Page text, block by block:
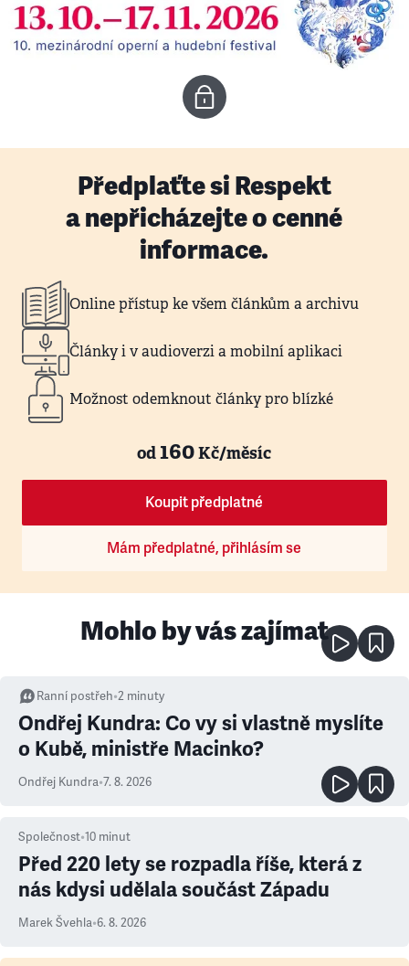
Předplaťte si Respekt
a nepřicházejte o cenné
informace.
Online přístup ke všem článkům a archivu
Články i v audioverzi a mobilní aplikaci
Možnost odemknout články pro blízké
od160Kč/měsíc
Koupit předplatné
Mám předplatné, přihlásím se
Mohlo by vás zajímat
Ranní postřeh•2 minuty
Ondřej Kundra: Co vy si vlastně myslíte
o Kubě, ministře Macinko?
Ondřej Kundra•7. 8. 2026
Společnost•10 minut
Před 220 lety se rozpadla říše, která z
nás kdysi udělala součást Západu
Marek Švehla•6. 8. 2026